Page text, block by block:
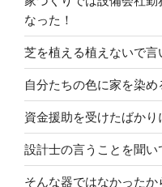
なった！
芝を植える植えないで
自分たちの色に家を染め
資金援助を受けたばかり
設計士の言うことを聞い
そんな器ではなかったか